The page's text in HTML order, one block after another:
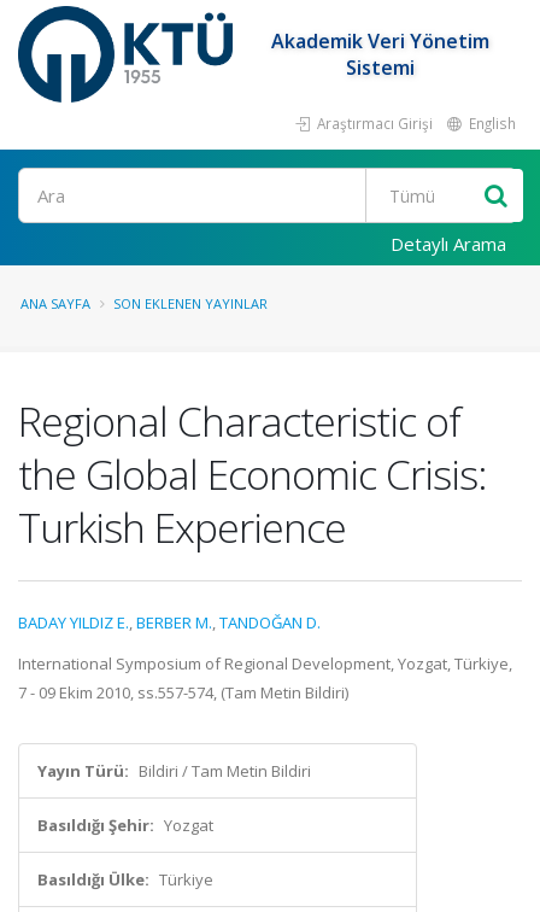
Akademik Veri Yönetim
Sistemi
Araştırmacı Girişi English
Ara
Detaylı Arama
ANA SAYFA SON EKLENEN YAYINLAR
Regional Characteristic of
the Global Economic Crisis:
Turkish Experience
BADAY YILDIZ E.,BERBER M.,TANDOĞAN D.
International Symposium of Regional Development, Yozgat, Türkiye,
7 - 09 Ekim 2010, ss.557-574, (Tam Metin Bildiri)
Yayın Türü: Bildiri / Tam Metin Bildiri
Basıldığı Şehir: Yozgat
Basıldığı Ülke: Türkiye